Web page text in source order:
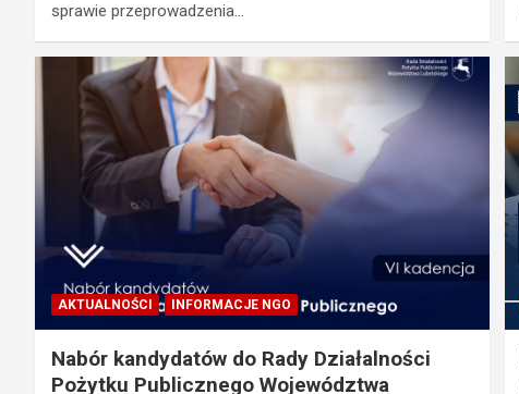
sprawie przeprowadzenia…
AKTUALNOŚCI INFORMACJE NGO
Nabór kandydatów do Rady Działalności
Pożytku Publicznego Województwa